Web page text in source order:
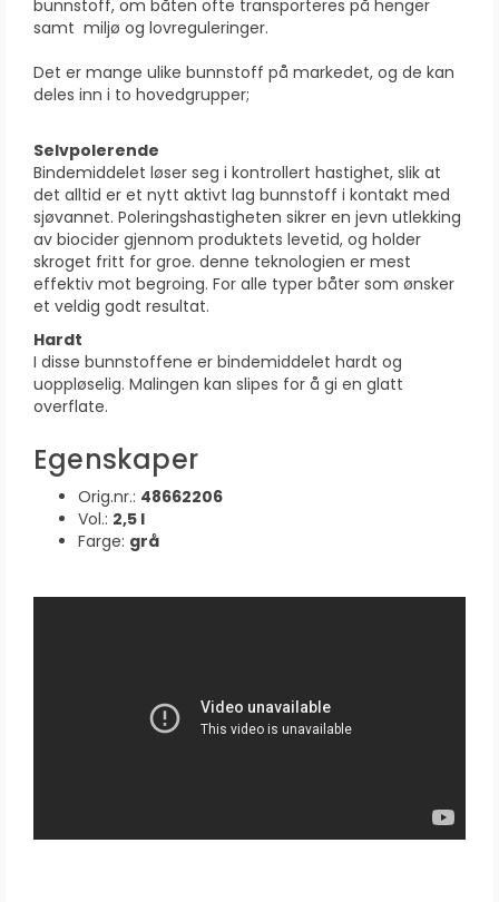
bunnstoff, om båten ofte transporteres på henger
samt miljø og lovreguleringer.
Det er mange ulike bunnstoff på markedet, og de kan
deles inn i to hovedgrupper;
Selvpolerende
Bindemiddelet løser seg i kontrollert hastighet, slik at
det alltid er et nytt aktivt lag bunnstoff i kontakt med
sjøvannet. Poleringshastigheten sikrer en jevn utlekking
av biocider gjennom produktets levetid, og holder
skroget fritt for groe. denne teknologien er mest
effektiv mot begroing. For alle typer båter som ønsker
et veldig godt resultat.
Hardt
I disse bunnstoffene er bindemiddelet hardt og
uoppløselig. Malingen kan slipes for å gi en glatt
overflate.
Egenskaper
Orig.nr.: 48662206
Vol.: 2,5 l
Farge: grå